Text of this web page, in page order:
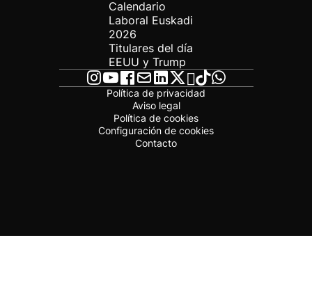
Calendario
Laboral Euskadi
2026
Titulares del día
EEUU y Trump
Política de privacidad
Aviso legal
Política de cookies
Configuración de cookies
Contacto